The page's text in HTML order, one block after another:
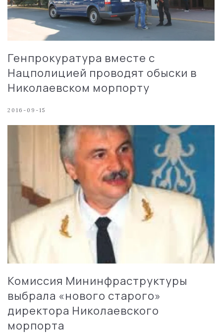
Генпрокуратура вместе с
Нацполицией проводят обыски в
Николаевском морпорту
2016-09-15
Комиссия Мининфраструктуры
выбрала «нового старого»
директора Николаевского
морпорта